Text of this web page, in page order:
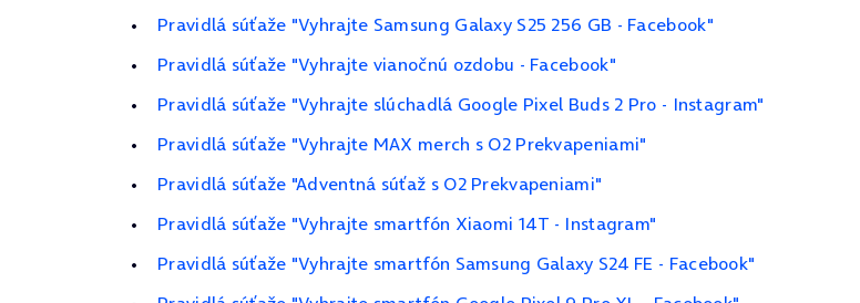
Pravidlá súťaže "Vyhrajte Samsung Galaxy S25 256 GB - Facebook"
Pravidlá súťaže "Vyhrajte vianočnú ozdobu - Facebook"
Pravidlá súťaže "Vyhrajte slúchadlá Google Pixel Buds 2 Pro - Instagram"
Pravidlá súťaže "Vyhrajte MAX merch s O2 Prekvapeniami"
Pravidlá súťaže "Adventná súťaž s O2 Prekvapeniami"
Pravidlá súťaže "Vyhrajte smartfón Xiaomi 14T - Instagram"
Pravidlá súťaže "Vyhrajte smartfón Samsung Galaxy S24 FE - Facebook"